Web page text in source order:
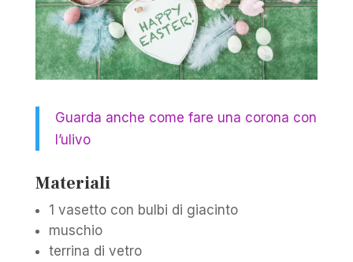
Guarda anche come fare una corona con
l’ulivo
Materiali
1 vasetto con bulbi di giacinto
muschio
terrina di vetro